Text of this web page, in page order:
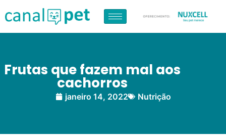
Frutas que fazem mal aos
cachorros
janeiro 14, 2022 Nutrição